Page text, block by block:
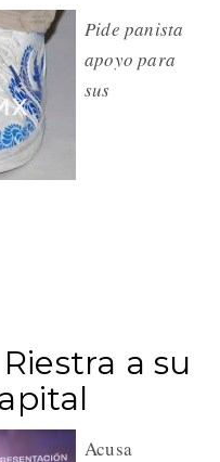
Pide panista
apoyo para
sus
a su
Acusa